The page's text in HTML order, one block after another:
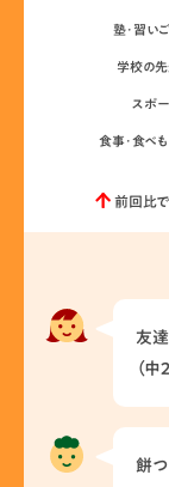
塾･習い
学校の
スポ
食事･食べ
前回比
友達
（中
餅つ